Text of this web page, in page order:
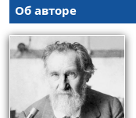
Об авторе